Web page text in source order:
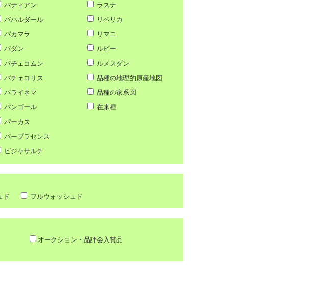
バティアン
ラスナ
バハルダール
リベリカ
パカマラ
リマニ
パダン
ルビー
パチェコムン
ルメスダン
パチェコリス
品種の地理的原産地図
パライネマ
品種の家系図
パンゴール
在来種
パーカス
パープラセンス
ビジャサルチ
ド フルウォッシュド
オークション・品評会入賞品